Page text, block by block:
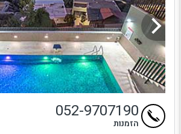
052-9707190
הזמנות